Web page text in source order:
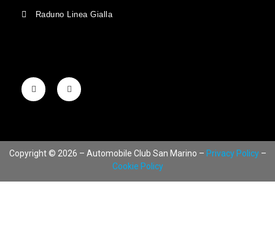
Raduno Linea Gialla
Copyright © 2026 – Automobile Club San Marino – Privacy Policy–
Cookie Policy